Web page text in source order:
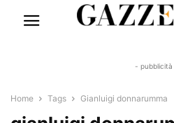
- pubblicità
Home Tags Gianluigi donnarumma